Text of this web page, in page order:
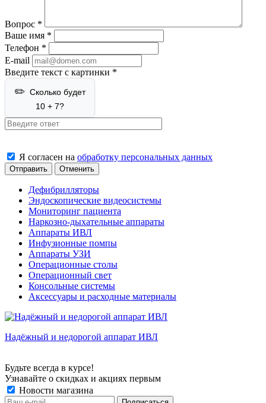
Вопрос *
Ваше имя *
Телефон *
E-mail
Введите текст с картинки *
Сколько будет
10 + 7?
Я согласен на обработку персональных данных
Отменить
Дефибрилляторы
Эндоскопические видеосистемы
Мониторинг пациента
Наркозно-дыхательные аппараты
Аппараты ИВЛ
Инфузионные помпы
Аппараты УЗИ
Операционные столы
Операционный свет
Консольные системы
Аксессуары и расходные материалы
Надёжный и недорогой аппарат ИВЛ
Будьте всегда в курсе!
Узнавайте о скидках и акциях первым
Новости магазина